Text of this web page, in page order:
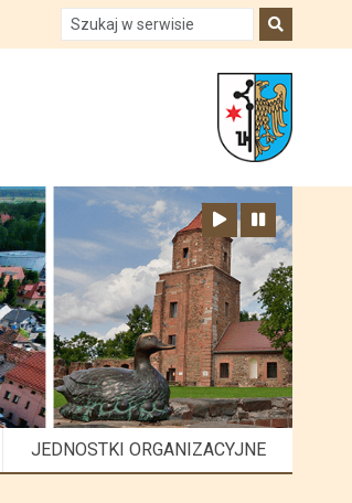
JEDNOSTKI ORGANIZACYJNE